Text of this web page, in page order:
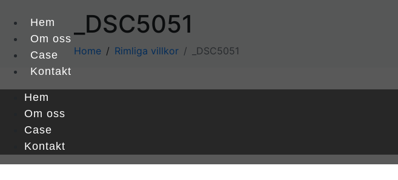
Hem
Om oss
Case
Kontakt
Hem
Om oss
Case
Kontakt
_DSC5051
Home Rimliga villkor _DSC5051